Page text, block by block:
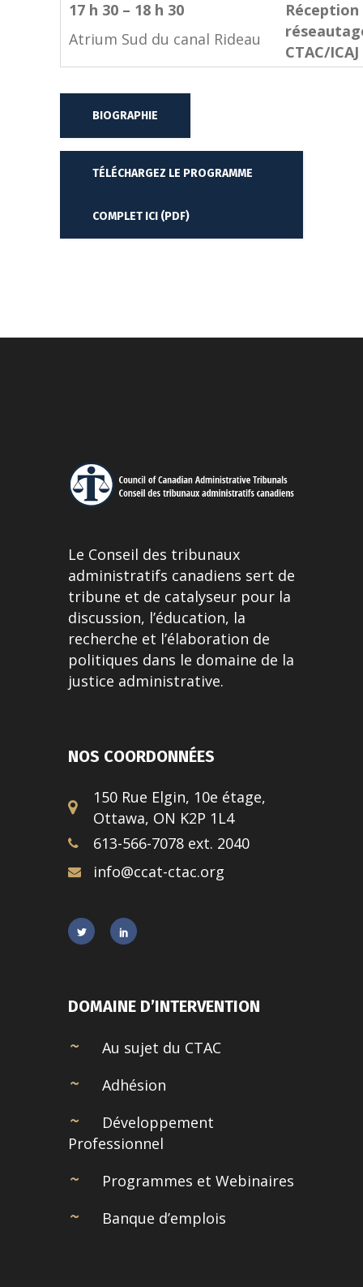
17 h 30 – 18 h 30
Atrium Sud du canal Rideau
Réception
CTAC/ICAJ
BIOGRAPHIE
TÉLÉCHARGEZ LE PROGRAMME
COMPLET ICI (PDF)
Le Conseil des tribunaux
administratifs canadiens sert de
tribune et de catalyseur pour la
discussion, l’éducation, la
recherche et l’élaboration de
politiques dans le domaine de la
justice administrative.
NOS COORDONNÉES
150 Rue Elgin, 10e étage,
Ottawa, ON K2P 1L4
613-566-7078 ext. 2040
info@ccat-ctac.org
DOMAINE D’INTERVENTION
Au sujet du CTAC
Adhésion
Développement
Professionnel
Programmes et Webinaires
Banque d’emplois